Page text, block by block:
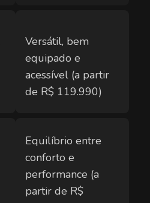
Versátil, bem
equipado e
acessível (a partir
de R$ 119.990)
Equilíbrio entre
conforto e
performance (a
partir de R$